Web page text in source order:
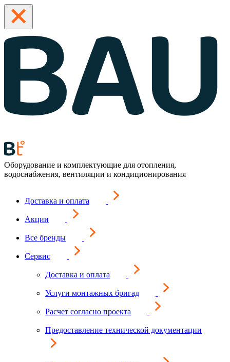
Оборудование и комплектующие для отопления,
водоснабжения, вентиляции и кондиционирования
Доставка и оплата
Акции
Все бренды
Сервис
Доставка и оплата
Услуги монтажных бригад
Расчет согласно проекта
Предоставление технической документации